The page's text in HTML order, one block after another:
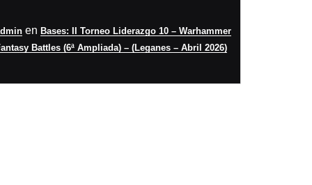
en Bases: II Torneo Liderazgo 10 – Warhammer
Battles (6ª Ampliada) – (Leganes – Abril 2026)